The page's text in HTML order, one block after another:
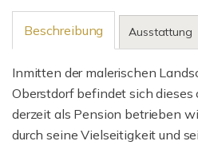
Beschreibung Ausstattung
Inmitten der malerischen
Oberstdorf befindet sich dieses
derzeit als Pension betrieben
durch seine Vielseitigkeit und